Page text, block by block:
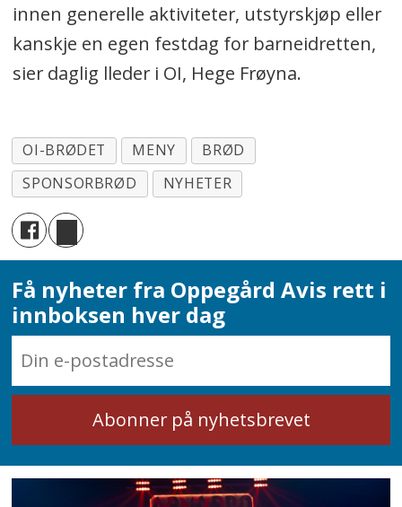
innen generelle aktiviteter, utstyrskjøp eller
kanskje en egen festdag for barneidretten,
sier daglig lleder i OI, Hege Frøyna.
OI-BRØDET MENY
BRØD
SPONSORBRØD
NYHETER
Få nyheter fra Oppegård Avis rett i
innboksen hver dag